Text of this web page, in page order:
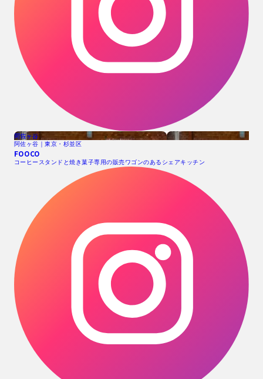
阿佐ヶ谷
阿佐ヶ谷｜東京・杉並区
FOOCO
コーヒースタンドと焼き菓子専用の販売ワゴンのあるシェアキッチン